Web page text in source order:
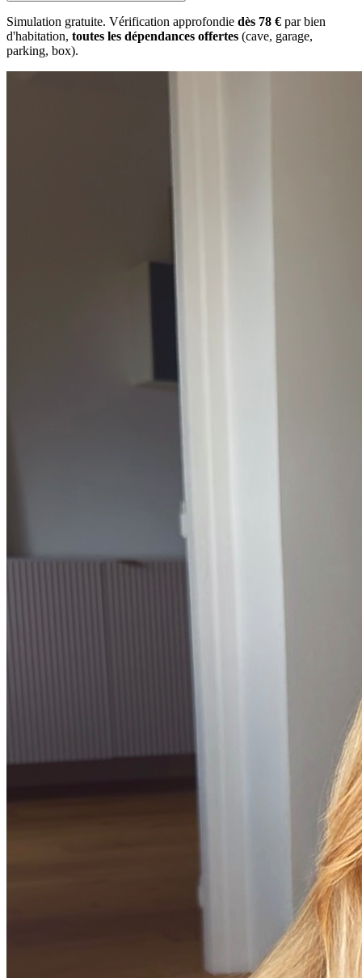
Simulation gratuite. Vérification approfondie dès 78 € par bien
d'habitation, toutes les dépendances offertes (cave, garage,
parking, box).